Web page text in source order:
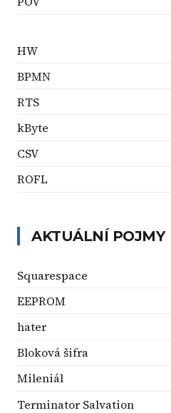
HW
BPMN
RTS
kByte
CSV
ROFL
AKTUÁLNÍ POJMY
Squarespace
EEPROM
hater
Bloková šifra
Mileniál
Terminator Salvation